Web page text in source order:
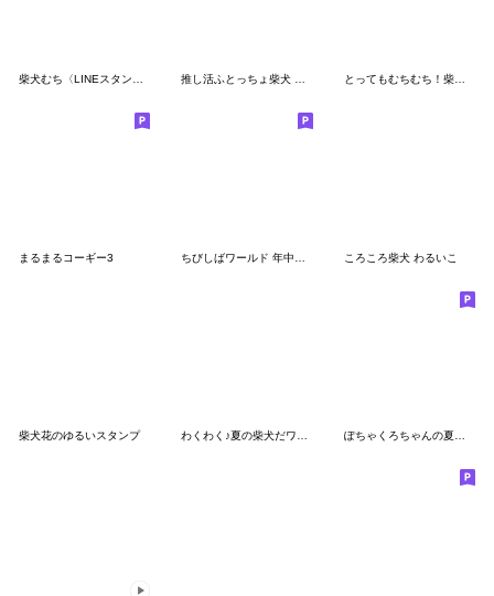
柴犬むち〈LINEスタンプの日〉 推し活ふとっちょ柴犬 尊い とってもむちむち！柴犬むち【犬の日】
まるまるコーギー3 ころころ柴犬 わるいこ
柴犬花のゆるいスタンプ ぽちゃくろちゃんの夏のスタンプ